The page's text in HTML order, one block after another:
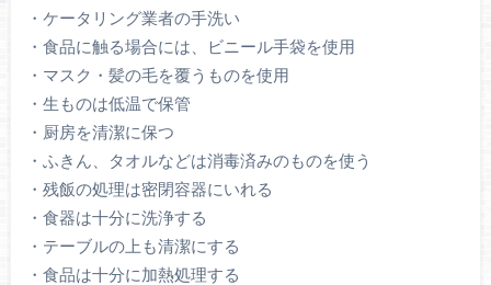
・ケータリング業者の手洗い
・食品に触る場合には、ビニール手袋を使用
・マスク・髪の毛を覆うものを使用
・生ものは低温で保管
・厨房を清潔に保つ
・ふきん、タオルなどは消毒済みのものを使う
・残飯の処理は密閉容器にいれる
・食器は十分に洗浄する
・テーブルの上も清潔にする
・食品は十分に加熱処理する